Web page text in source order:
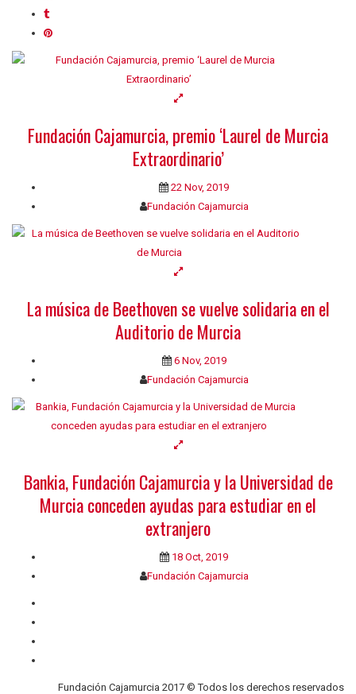
Fundación Cajamurcia, premio ‘Laurel de Murcia
Extraordinario’
22 Nov, 2019
Fundación Cajamurcia
La música de Beethoven se vuelve solidaria en el
Auditorio de Murcia
6 Nov, 2019
Fundación Cajamurcia
Bankia, Fundación Cajamurcia y la Universidad de
Murcia conceden ayudas para estudiar en el
extranjero
18 Oct, 2019
Fundación Cajamurcia
Fundación Cajamurcia 2017 © Todos los derechos reservados